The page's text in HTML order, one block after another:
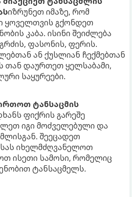
იზრუნეთ იმაზე, რომ
ყოველთვის გქონდეთ
კაბა. ისინი შეიძლება
ფასონის, ფერის.
ან ქუსლიან ჩექმებთან
თან დაურთეთ ყელსაბამი,
საყურეები.
ტანსაცმის
ფიქრის გარეშე
იგი მოძველებული და
შეეცადეთ
იხელმძღვანელოთ
ისეთი სამოსი, რომელიც
ტანსაცმელს.